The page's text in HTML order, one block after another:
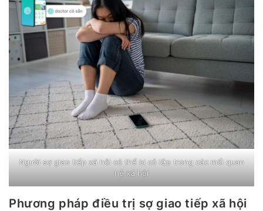
Người sợ giao tiếp xã hội có thể bị cô lập trong các mối quan
hệ xã hội
Phương pháp điều trị sợ giao tiếp xã hội